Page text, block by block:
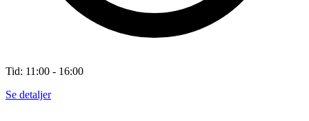
Tid: 11:00 - 16:00
Se detaljer